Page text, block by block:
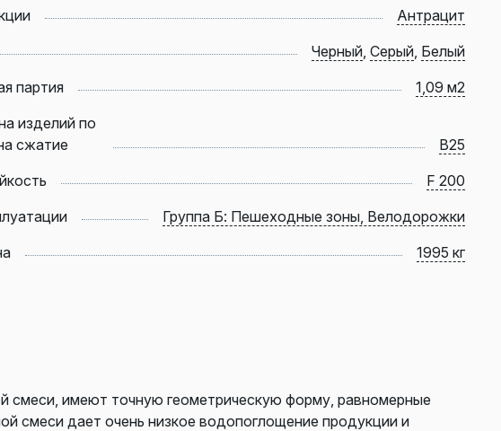
Антрацит
Черный Серый Белый
партия 1,09 м2
изделий по
сжатие
B25
F 200
Группа Б: Пешеходные зоны, Велодорожки
1995 кг
смеси, имеют точную геометрическую форму, равномерные
смеси дает очень низкое водопоглощение продукции и